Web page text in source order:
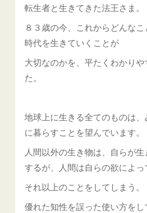
転生者と生きてきた法王さま。
８３歳の今、これからどんな
時代を生きていくことが
大切なのかを、平たくわかり
た。
地球上に生きる全てのものは
に暮らすことを望んでいます。
人間以外の生き物は、自らが
するが、人間は自らの欲によっ
それ以上のことをしてしまう。
優れた知性を誤った使い方を